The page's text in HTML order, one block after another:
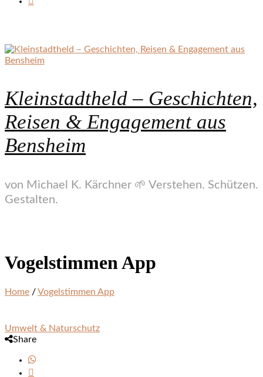
Kleinstadtheld – Geschichten,
Reisen & Engagement aus
Bensheim
von Michael K. Kärchner 🌱 Verstehen. Schützen.
Gestalten.
Vogelstimmen App
Home /Vogelstimmen App
Umwelt & Naturschutz
Share